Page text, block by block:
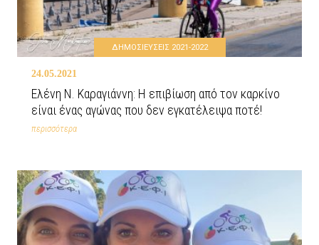
ΔΗΜΟΣΙΕΥΣΕΙΣ 2021-2022
24.05.2021
Ελένη Ν. Καραγιάννη: Η επιβίωση από τον καρκίνο
είναι ένας αγώνας που δεν εγκατέλειψα ποτέ!
περισσότερα